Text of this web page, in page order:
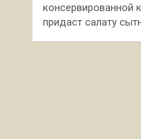
консервированной
придаст салату